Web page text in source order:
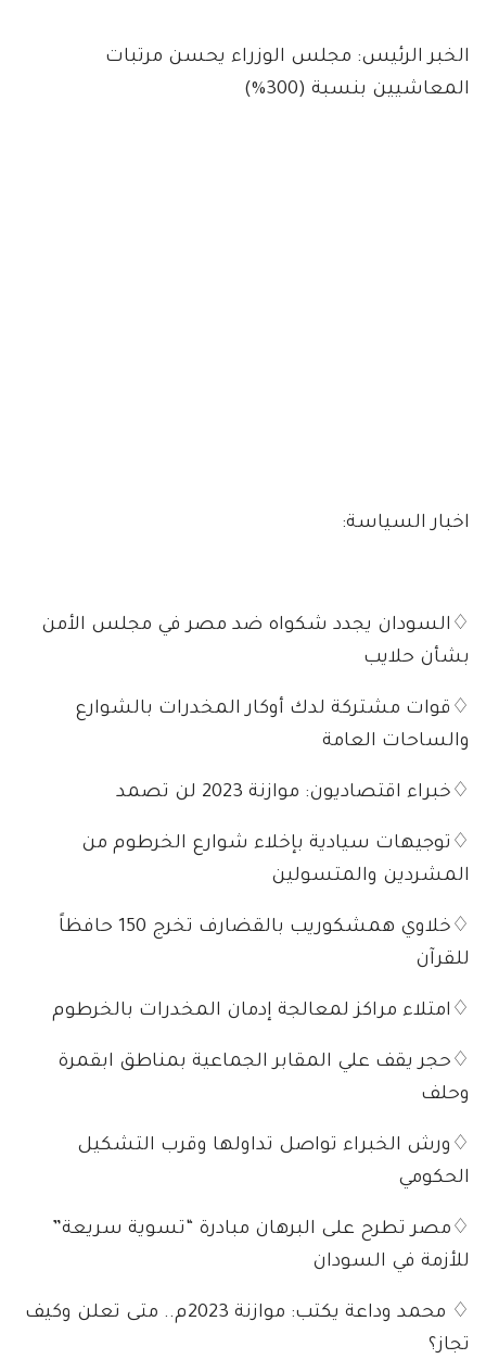
الخبر الرئيس: مجلس الوزراء يحسن مرتبات
المعاشيين بنسبة (300%)
اخبار السياسة:
♢السودان يجدد شكواه ضد مصر في مجلس الأمن
بشأن حلايب
♢قوات مشتركة لدك أوكار المخدرات بالشوارع
والساحات العامة
♢خبراء اقتصاديون: موازنة 2023 لن تصمد
♢توجيهات سيادية بإخلاء شوارع الخرطوم من
المشردين والمتسولين
♢خلاوي همشكوريب بالقضارف تخرج 150 حافظاً
للقرآن
♢امتلاء مراكز لمعالجة إدمان المخدرات بالخرطوم
♢حجر يقف علي المقابر الجماعية بمناطق ابقمرة
وحلف
♢ورش الخبراء تواصل تداولها وقرب التشكيل
الحكومي
♢مصر تطرح على البرهان مبادرة “تسوية سريعة”
للأزمة في السودان
♢ محمد وداعة يكتب: موازنة 2023م.. متى تعلن وكيف
تجاز؟